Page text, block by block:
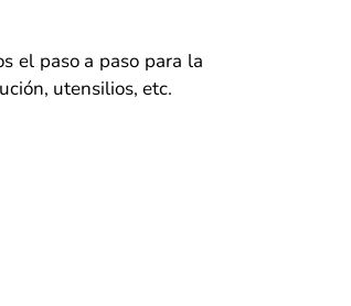
el paso a paso para la
utensilios, etc.